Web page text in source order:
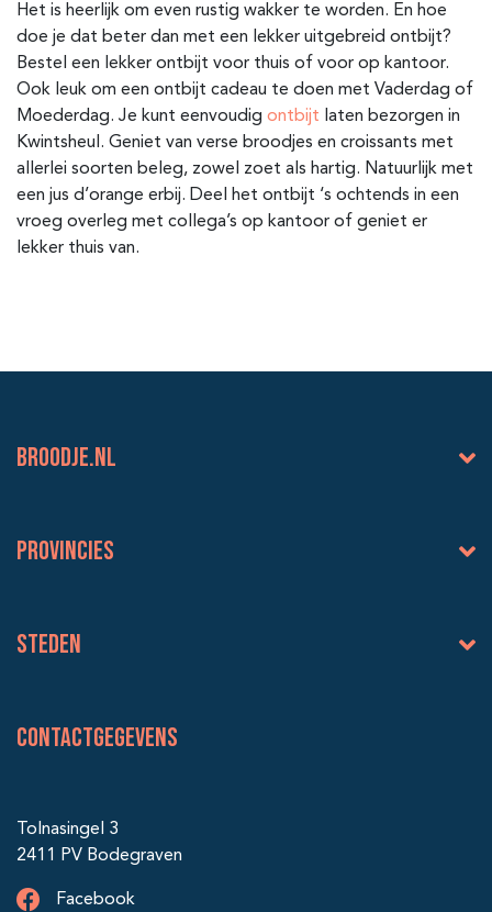
Het is heerlijk om even rustig wakker te worden. En hoe
doe je dat beter dan met een lekker uitgebreid ontbijt?
Bestel een lekker ontbijt voor thuis of voor op kantoor.
Ook leuk om een ontbijt cadeau te doen met Vaderdag of
Moederdag. Je kunt eenvoudig ontbijt laten bezorgen in
Kwintsheul. Geniet van verse broodjes en croissants met
allerlei soorten beleg, zowel zoet als hartig. Natuurlijk met
een jus d’orange erbij. Deel het ontbijt ‘s ochtends in een
vroeg overleg met collega’s op kantoor of geniet er
lekker thuis van.
BROODJE.NL
Provincies
Steden
Contactgegevens
Tolnasingel 3
2411 PV Bodegraven
Facebook